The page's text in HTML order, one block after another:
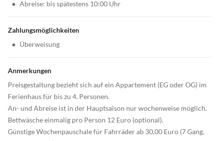
• Abreise: bis spätestens 10:00 Uhr
Zahlungsmöglichkeiten
• Überweisung
Anmerkungen
Preisgestaltung bezieht sich auf ein Appartement (EG oder OG) im
Ferienhaus für bis zu 4. Personen.
An- und Abreise ist in der Hauptsaison nur wochenweise möglich.
Bettwäsche einmalig pro Person 12 Euro (optional).
Günstige Wochenpauschale für Fahrräder ab 30,00 Euro (7 Gang,